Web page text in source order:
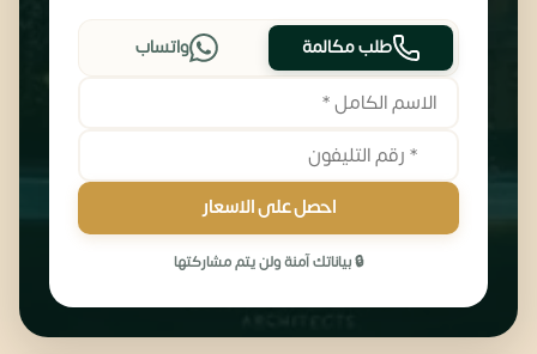
طلب مكالمة واتساب
احصل على الاسعار
🔒 بياناتك آمنة ولن يتم مشاركتها